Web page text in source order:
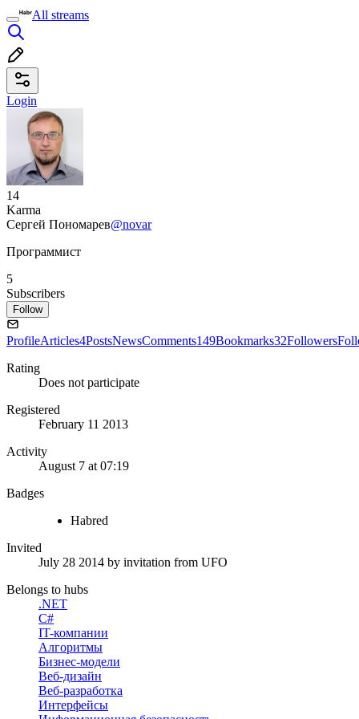
All streams
Login
14
Karma
Сергей Пономарев@novar
Программист
5
Subscribers
Follow
ProfileArticles4PostsNewsComments149Bookmarks32Followers
Rating
Does not participate
Registered
February 11 2013
Activity
August 7 at 07:19
Badges
Habred
Invited
July 28 2014 by invitation from UFO
Belongs to hubs
.NET
C#
IT-компании
Алгоритмы
Бизнес-модели
Веб-дизайн
Веб-разработка
Интерфейсы